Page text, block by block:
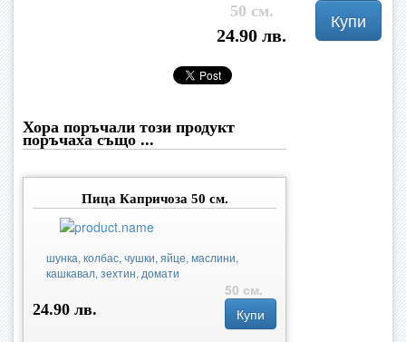
50 см.
24.90 лв.
Купи
Хора поръчали този продукт
поръчаха също ...
Пица Капричоза 50 см.
шунка, колбас, чушки, яйце, маслини,
кашкавал, зехтин, домати
50 см.
24.90 лв.
Купи